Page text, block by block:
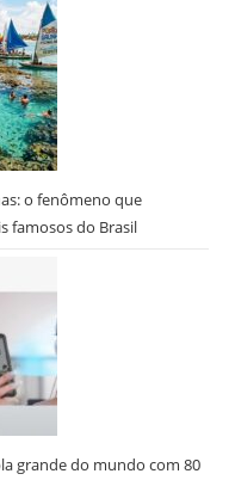
o fenômeno que
famosos do Brasil
grande do mundo com 80